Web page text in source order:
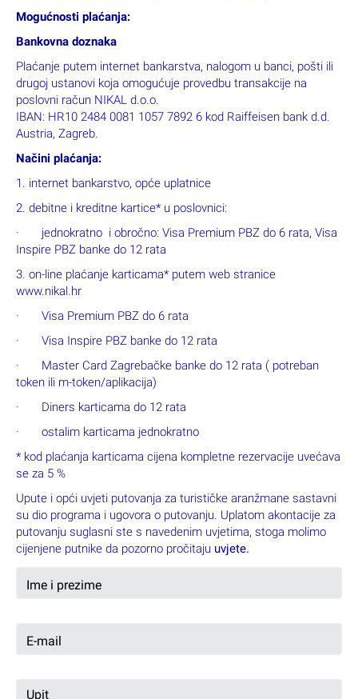
Mogućnosti plaćanja:
Bankovna doznaka
Plaćanje putem internet bankarstva, nalogom u banci, pošti ili
drugoj ustanovi koja omogućuje provedbu transakcije na
poslovni račun NIKAL d.o.o.
IBAN: HR10 2484 0081 1057 7892 6 kod Raiffeisen bank d.d.
Austria, Zagreb.
Načini plaćanja:
1. internet bankarstvo, opće uplatnice
2. debitne i kreditne kartice* u poslovnici:
· jednokratno i obročno: Visa Premium PBZ do 6 rata, Visa
Inspire PBZ banke do 12 rata
3. on-line plaćanje karticama* putem web stranice
www.nikal.hr
· Visa Premium PBZ do 6 rata
· Visa Inspire PBZ banke do 12 rata
· Master Card Zagrebačke banke do 12 rata ( potreban
token ili m-token/aplikacija)
· Diners karticama do 12 rata
· ostalim karticama jednokratno
* kod plaćanja karticama cijena kompletne rezervacije uvećava
se za 5 %
Upute i opći uvjeti putovanja za turističke aranžmane sastavni
su dio programa i ugovora o putovanju. Uplatom akontacije za
putovanju suglasni ste s navedenim uvjetima, stoga molimo
cijenjene putnike da pozorno pročitaju uvjete.